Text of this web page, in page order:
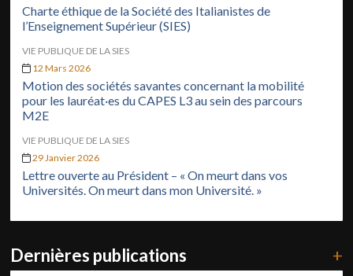
Charte éthique de la Société des Italianistes de
l’Enseignement Supérieur (SIES)
VIE PUBLIQUE DE LA SIES
12 Mars 2026
Motion des sociétés savantes concernant la mobilité
pour les lauréat·es du CAPES L3 au sein des parcours
M2E
VIE PUBLIQUE DE LA SIES
29 Janvier 2026
Lettre ouverte au Président – « On meurt dans vos
Universités. On meurt dans mon Université. »
Dernières publications +